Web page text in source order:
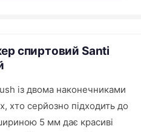
спиртовий Santi
із двома наконечниками
хто серйозно підходить до
5 мм дає красиві